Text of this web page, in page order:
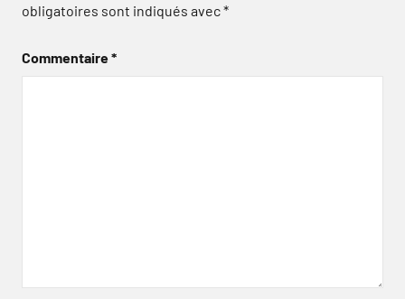
obligatoires sont indiqués avec*
Commentaire*